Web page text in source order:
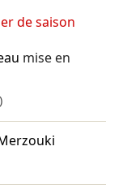
de saison
mise en